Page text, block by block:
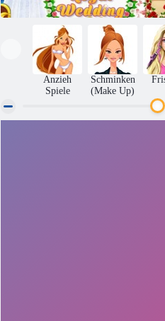
Anzieh
Spiele
Schminken
(Make Up)